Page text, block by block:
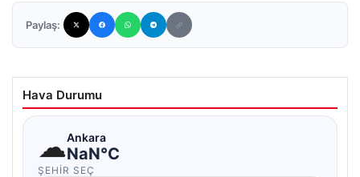
Paylaş:
Hava Durumu
☁Ankara
NaN°C
ŞEHIR SEÇ